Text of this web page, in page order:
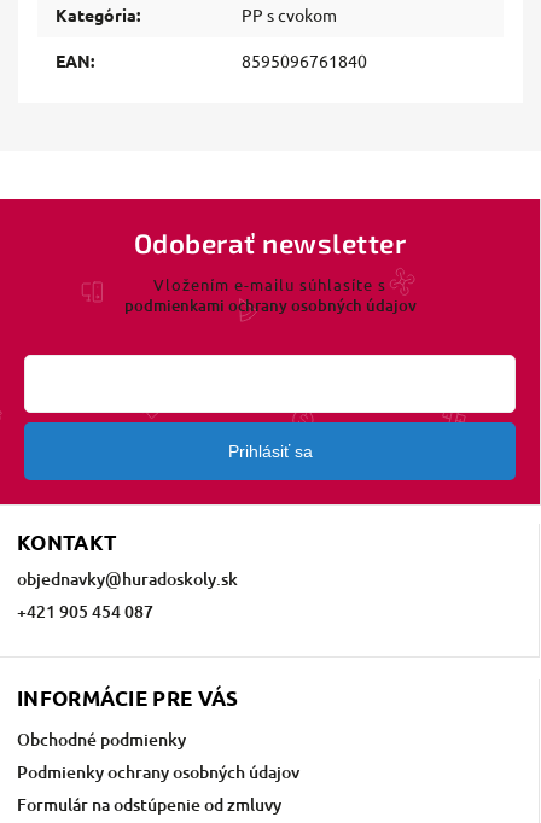
Kategória: PP s cvokom
EAN: 8595096761840
KONTAKT
objednavky@huradoskoly.sk
+421 905 454 087
INFORMÁCIE PRE VÁS
Obchodné podmienky
Podmienky ochrany osobných údajov
Formulár na odstúpenie od zmluvy
Odoberať newsletter
Vložením e-mailu súhlasíte s
podmienkami ochrany osobných údajov
Prihlásiť sa